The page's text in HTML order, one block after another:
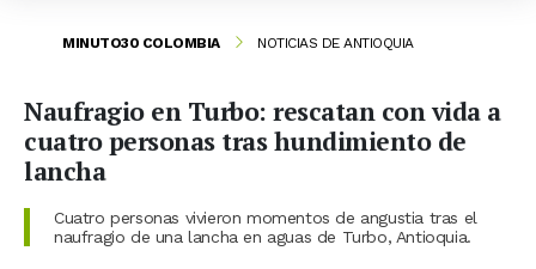
MINUTO30 COLOMBIA NOTICIAS DE ANTIOQUIA
Naufragio en Turbo: rescatan con vida a
cuatro personas tras hundimiento de
lancha
Cuatro personas vivieron momentos de angustia tras el
naufragio de una lancha en aguas de Turbo, Antioquia.